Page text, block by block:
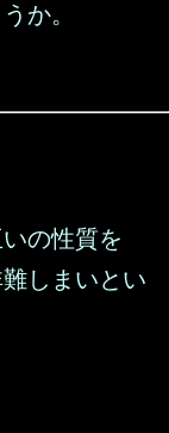
か。
の性質を
しまいとい